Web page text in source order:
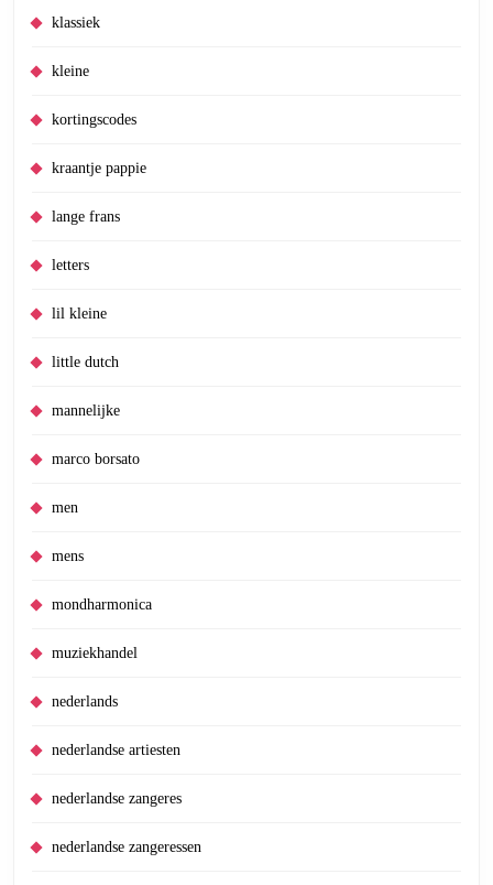
klassiek
kleine
kortingscodes
kraantje pappie
lange frans
letters
lil kleine
little dutch
mannelijke
marco borsato
men
mens
mondharmonica
muziekhandel
nederlands
nederlandse artiesten
nederlandse zangeres
nederlandse zangeressen